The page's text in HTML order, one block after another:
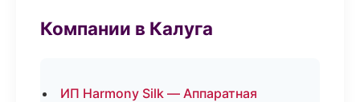
Компании в Калуга
ИП Harmony Silk — Аппаратная